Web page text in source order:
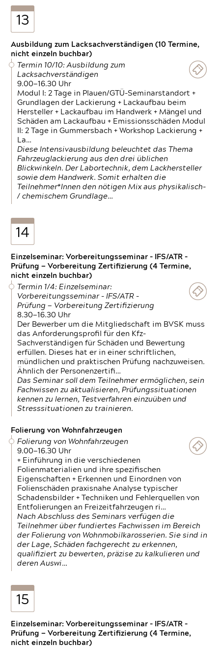
13
Ausbildung zum Lacksachverständigen (10 Termine,
nicht einzeln buchbar)
Termin 10/10: Ausbildung zum
Lacksachverständigen
9.00—16.30 Uhr
Modul I: 2 Tage in Plauen/GTÜ-Seminarstandort +
Grundlagen der Lackierung + Lackaufbau beim
Hersteller + Lackaufbau im Handwerk + Mängel und
Schäden am Lackaufbau + Emissionsschäden Modul
II: 2 Tage in Gummersbach + Workshop Lackierung +
La…
Diese Intensivausbildung beleuchtet das Thema
Fahrzeuglackierung aus den drei üblichen
Blickwinkeln. Der Labortechnik, dem Lackhersteller
sowie dem Handwerk. Somit erhalten die
Teilnehmer*Innen den nötigen Mix aus physikalisch-
/ chemischem Grundlage…
14
Einzelseminar: Vorbereitungsseminar - IFS/ATR -
Prüfung — Vorbereitung Zertifizierung (4 Termine,
nicht einzeln buchbar)
Termin 1/4: Einzelseminar:
Vorbereitungsseminar - IFS/ATR -
Prüfung — Vorbereitung Zertifizierung
8.30—16.30 Uhr
Der Bewerber um die Mitgliedschaft im BVSK muss
das Anforderungsprofil für den Kfz-
Sachverständigen für Schäden und Bewertung
erfüllen. Dieses hat er in einer schriftlichen,
mündlichen und praktischen Prüfung nachzuweisen.
Ähnlich der Personenzertifi…
Das Seminar soll dem Teilnehmer ermöglichen, sein
Fachwissen zu aktualisieren, Prüfungssituationen
kennen zu lernen, Testverfahren einzuüben und
Stresssituationen zu trainieren.
Folierung von Wohnfahrzeugen
Folierung von Wohnfahrzeugen
9.00—16.30 Uhr
+ Einführung in die verschiedenen
Folienmaterialien und ihre spezifischen
Eigenschaften + Erkennen und Einordnen von
Folienschäden praxisnahe Analyse typischer
Schadensbilder + Techniken und Fehlerquellen von
Entfolierungen an Freizeitfahrzeugen ri…
Nach Abschluss des Seminars verfügen die
Teilnehmer über fundiertes Fachwissen im Bereich
der Folierung von Wohnmobilkarosserien. Sie sind in
der Lage, Schäden fachgerecht zu erkennen,
qualifiziert zu bewerten, präzise zu kalkulieren und
deren Auswi…
15
Einzelseminar: Vorbereitungsseminar - IFS/ATR -
Prüfung — Vorbereitung Zertifizierung (4 Termine,
nicht einzeln buchbar)